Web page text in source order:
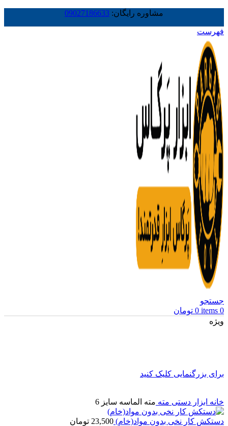
مشاوره رایگان: 09027186633
فهرست
جستجو
0
items
0 تومان
ویژه
برای بزرگنمایی کلیک کنید
خانه ابزار دستی مته مته الماسه سایز 6
دستکش کار نخی بدون مواد(خام) 23,500 تومان